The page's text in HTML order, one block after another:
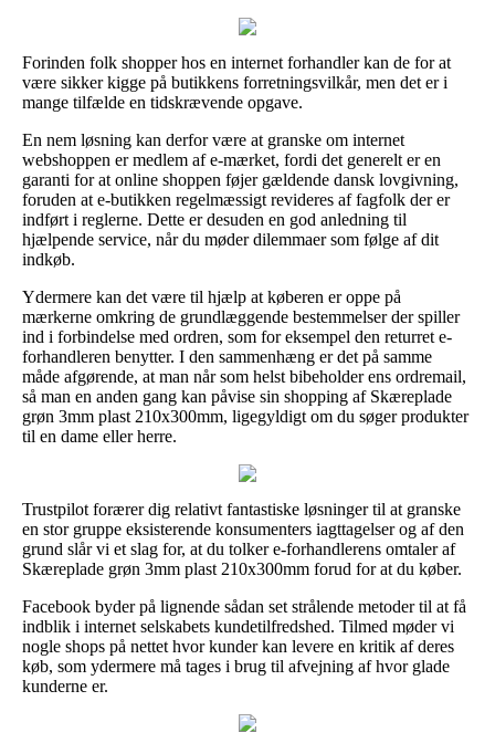
Forinden folk shopper hos en internet forhandler kan de for at
være sikker kigge på butikkens forretningsvilkår, men det er i
mange tilfælde en tidskrævende opgave.
En nem løsning kan derfor være at granske om internet
webshoppen er medlem af e-mærket, fordi det generelt er en
garanti for at online shoppen føjer gældende dansk lovgivning,
foruden at e-butikken regelmæssigt revideres af fagfolk der er
indført i reglerne. Dette er desuden en god anledning til
hjælpende service, når du møder dilemmaer som følge af dit
indkøb.
Ydermere kan det være til hjælp at køberen er oppe på
mærkerne omkring de grundlæggende bestemmelser der spiller
ind i forbindelse med ordren, som for eksempel den returret e-
forhandleren benytter. I den sammenhæng er det på samme
måde afgørende, at man når som helst bibeholder ens ordremail,
så man en anden gang kan påvise sin shopping af Skæreplade
grøn 3mm plast 210x300mm, ligegyldigt om du søger produkter
til en dame eller herre.
Trustpilot forærer dig relativt fantastiske løsninger til at granske
en stor gruppe eksisterende konsumenters iagttagelser og af den
grund slår vi et slag for, at du tolker e-forhandlerens omtaler af
Skæreplade grøn 3mm plast 210x300mm forud for at du køber.
Facebook byder på lignende sådan set strålende metoder til at få
indblik i internet selskabets kundetilfredshed. Tilmed møder vi
nogle shops på nettet hvor kunder kan levere en kritik af deres
køb, som ydermere må tages i brug til afvejning af hvor glade
kunderne er.